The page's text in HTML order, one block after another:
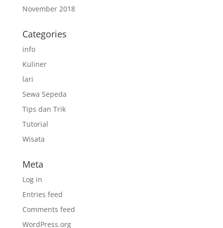
November 2018
Categories
info
Kuliner
lari
Sewa Sepeda
Tips dan Trik
Tutorial
Wisata
Meta
Log in
Entries feed
Comments feed
WordPress.org